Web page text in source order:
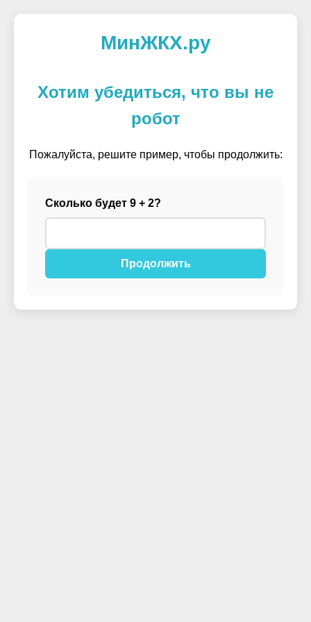
МинЖКХ.ру
Хотим убедиться, что вы не
робот
Пожалуйста, решите пример, чтобы продолжить:
Сколько будет 9 + 2?
Продолжить